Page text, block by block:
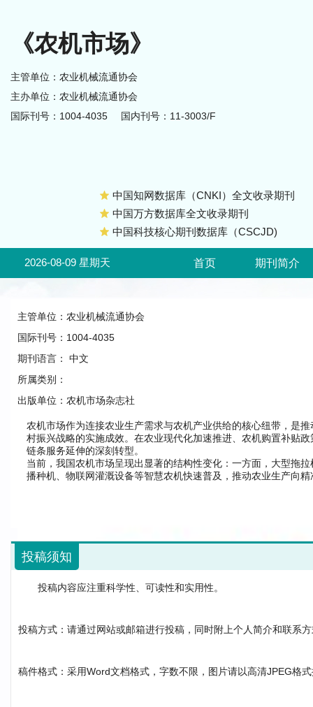
《农机市场》
主管单位：农业机械流通协会
主办单位：农业机械流通协会
国际刊号：1004-4035
国内刊号：11-3003/F
中国知网数据库（CNKI）全文收录期刊
中国万方数据库全文收录期刊
中国科技核心期刊数据库（CSCJD)
2026-08-09 星期天 首页 期刊简介
主管单位： 农业机械流通协会
国际刊号： 1004-4035
期刊语言：
中文
所属类别：
出版单位： 农机市场杂志社
农机市场作为连接农业生产需求与农机产业供给的核心纽带，是
村振兴战略的实施成效。在农业现代化加速推进、农机购置补贴
链条服务延伸的深刻转型。
当前，我国农机市场呈现出显著的结构性变化：一方面，大型拖
播种机、物联网灌溉设备等智慧农机快速普及，推动农业生产向
投稿须知
投稿内容应注重科学性、可读性和实用性。
投稿方式：请通过网站或邮箱进行投稿，同时附上个人简介和联系
稿件格式：采用Word文档格式，字数不限，图片请以高清JPEG格